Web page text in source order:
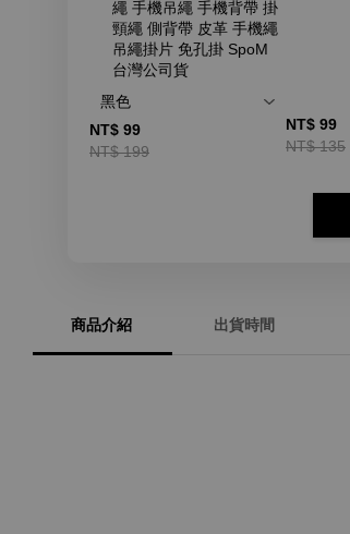
繩 手機吊繩 手機背帶 掛
頸繩 側背帶 皮革 手機繩
吊繩掛片 免孔掛 SpoM
台灣公司貨
NT$ 99
NT$ 199
NT$ 99
NT$ 135
商品介紹 出貨時間